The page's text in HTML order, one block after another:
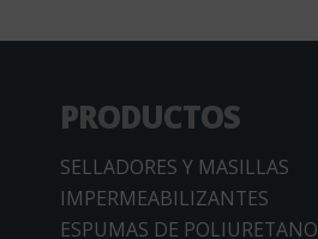
PRODUCTOS
SELLADORES Y MASILLAS
IMPERMEABILIZANTES
ESPUMAS DE POLIURETANO